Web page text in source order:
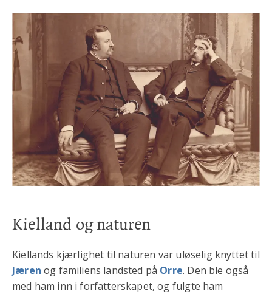
Kielland og naturen
Kiellands kjærlighet til naturen var uløselig knyttet til
Jæren og familiens landsted på Orre. Den ble også
med ham inn i forfatterskapet, og fulgte ham